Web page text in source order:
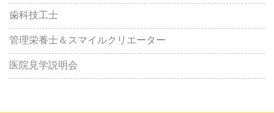
歯科技工士
管理栄養士＆スマイルクリエーター
医院見学説明会